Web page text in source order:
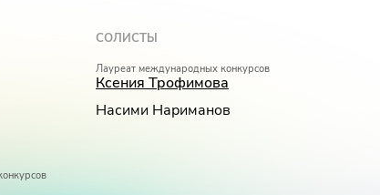
СОЛИСТЫ
Лауреат международных конкурсов
Ксения Трофимова
Насими Нариманов